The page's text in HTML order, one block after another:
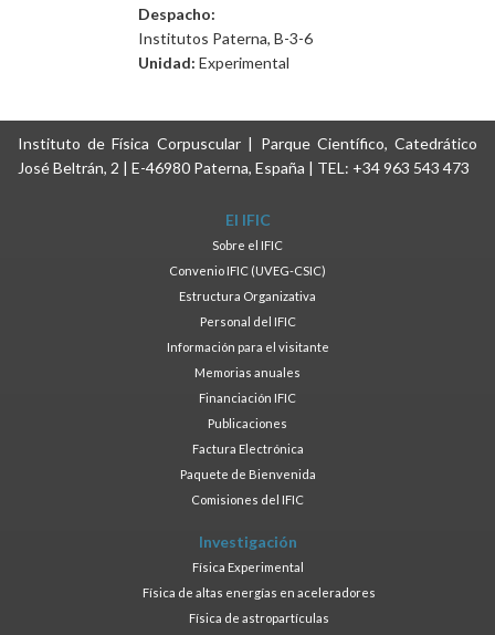
Despacho:
Institutos Paterna, B-3-6
Unidad: Experimental
Instituto de Física Corpuscular | Parque Científico, Catedrático
José Beltrán, 2 | E-46980 Paterna, España | TEL: +34 963 543 473
El IFIC
Sobre el IFIC
Convenio IFIC (UVEG-CSIC)
Estructura Organizativa
Personal del IFIC
Información para el visitante
Memorias anuales
Financiación IFIC
Publicaciones
Factura Electrónica
Paquete de Bienvenida
Comisiones del IFIC
Investigación
Física Experimental
Física de altas energías en aceleradores
Física de astropartículas